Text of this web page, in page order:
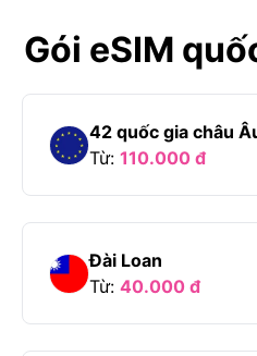
Gói eSIM
42 quốc gia châu
Từ: 110.000 đ
Đài Loan
Từ: 40.000 đ